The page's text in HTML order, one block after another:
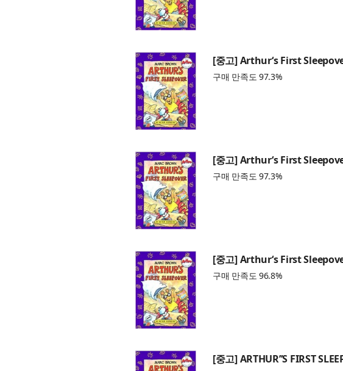
[중고] Arthur‘s First
구매 만족도 97.3%
[중고] Arthur‘s First
구매 만족도 97.3%
[중고] Arthur‘s First
구매 만족도 96.8%
[중고] ARTHUR’’S FIRST